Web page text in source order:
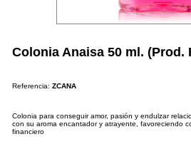
Colonia Anaisa 50 ml. (Prod.
Referencia:ZCANA
Colonia para conseguir amor, pasión y endulzar
con su aroma encantador y atrayente, favoreciendo
financiero